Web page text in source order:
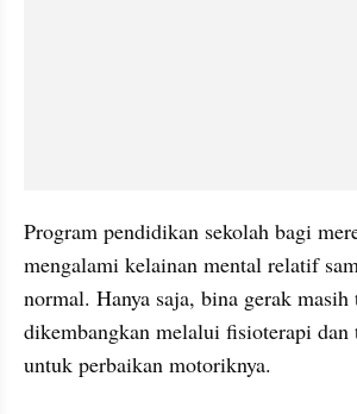
Program pendidikan sekolah bagi
mengalami kelainan mental relatif
normal. Hanya saja, bina gerak masih
dikembangkan melalui fisioterapi dan
untuk perbaikan motoriknya.